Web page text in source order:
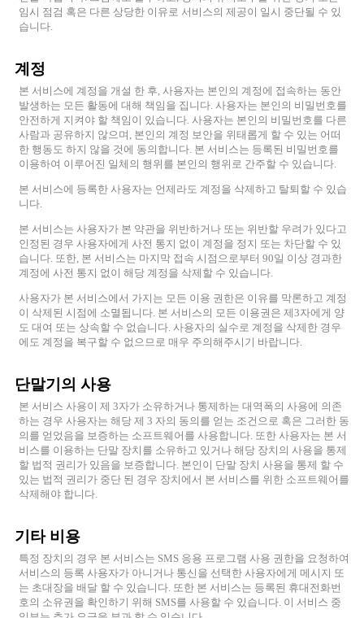
임시 점검 혹은 다른 상당한 이유로 서비스의 제공이 일시 중단될 수 있
습니다.
계정
본 서비스에 계정을 개설 한 후, 사용자는 본인의 계정에 접속하는 동안
발생하는 모든 활동에 대해 책임을 집니다. 사용자는 본인의 비밀번호를
안전하게 지켜야 할 책임이 있습니다. 사용자는 본인의 비밀번호를 다른
사람과 공유하지 않으며, 본인의 계정 보안을 위태롭게 할 수 있는 어떠
한 행동도 하지 않을 것에 동의합니다. 본 서비스는 등록된 비밀번호를
이용하여 이루어진 일체의 행위를 본인의 행위로 간주할 수 있습니다.
본 서비스에 등록한 사용자는 언제라도 계정을 삭제하고 탈퇴할 수 있습
니다.
본 서비스는 사용자가 본 약관을 위반하거나 또는 위반할 우려가 있다고
인정된 경우 사용자에게 사전 통지 없이 계정을 정지 또는 차단할 수 있
습니다. 또한, 본 서비스는 마지막 접속 시점으로부터 90일 이상 경과한
계정에 사전 통지 없이 해당 계정을 삭제할 수 있습니다.
사용자가 본 서비스에서 가지는 모든 이용 권한은 이유를 막론하고 계정
이 삭제된 시점에 소멸됩니다. 본 서비스의 모든 이용권은 제3자에게 양
도 대여 또는 상속할 수 없습니다. 사용자의 실수로 계정을 삭제한 경우
에도 계정을 복구할 수 없으므로 매우 주의해주시기 바랍니다.
단말기의 사용
본 서비스 사용이 제 3자가 소유하거나 통제하는 대역폭의 사용에 의존
하는 경우 사용자는 해당 제 3 자의 동의를 얻는 조건으로 혹은 그러한 동
의를 얻었음을 보증하는 소프트웨어를 사용합니다. 또한 사용자는 본 서
비스를 이용하는 단말 장치를 소유하고 있거나 해당 장치의 사용을 통제
할 법적 권리가 있음을 보증합니다. 본인이 단말 장치 사용을 통제 할 수
있는 법적 권리가 중단 된 경우 장치에서 본 서비스를 위한 소프트웨어를
삭제해야 합니다.
기타 비용
특정 장치의 경우 본 서비스는 SMS 응용 프로그램 사용 권한을 요청하여
서비스의 등록 사용자가 아니거나 통신을 선택한 사용자에게 메시지 또
는 초대장을 배달 할 수 있습니다. 또한 본 서비스는 등록된 휴대전화번
호의 소유권을 확인하기 위해 SMS를 사용할 수 있습니다. 이 서비스 중